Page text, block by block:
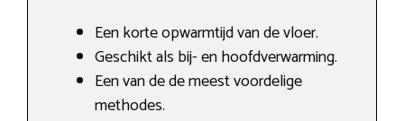
Een korte opwarmtijd van de vloer.
Geschikt als bij- en hoofdverwarming.
Een van de de meest voordelige
methodes.